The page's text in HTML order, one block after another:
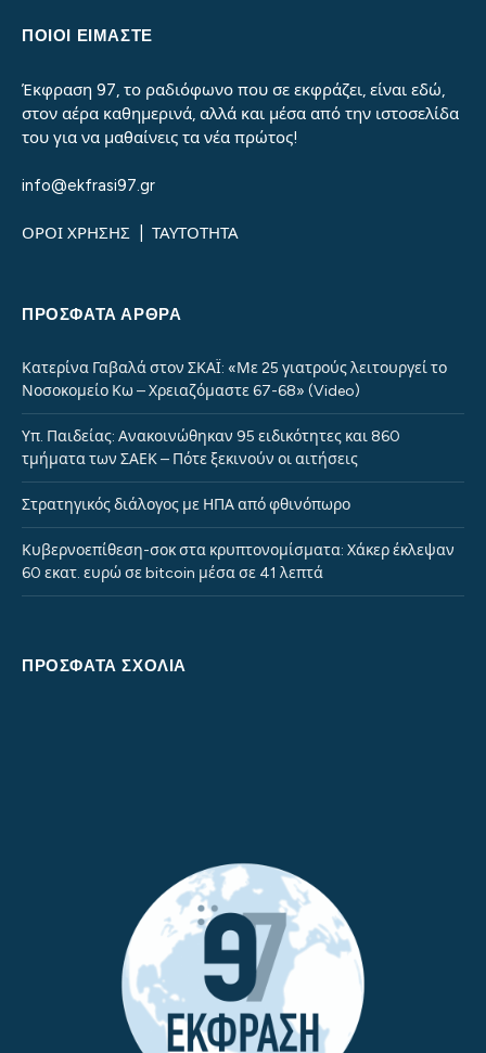
ΠΟΙΟΙ ΕΙΜΑΣΤΕ
Έκφραση 97, το ραδιόφωνο που σε εκφράζει, είναι εδώ,
στον αέρα καθημερινά, αλλά και μέσα από την ιστοσελίδα
του για να μαθαίνεις τα νέα πρώτος!
info@ekfrasi97.gr
ΟΡΟΙ ΧΡΗΣΗΣ ΤΑΥΤΟΤΗΤΑ
ΠΡΌΣΦΑΤΑ ΆΡΘΡΑ
Κατερίνα Γαβαλά στον ΣΚΑΪ: «Με 25 γιατρούς λειτουργεί το
Νοσοκομείο Κω – Χρειαζόμαστε 67-68» (Video)
Υπ. Παιδείας: Ανακοινώθηκαν 95 ειδικότητες και 860
τμήματα των ΣΑΕΚ – Πότε ξεκινούν οι αιτήσεις
Στρατηγικός διάλογος με ΗΠΑ από φθινόπωρο
Κυβερνοεπίθεση-σοκ στα κρυπτονομίσματα: Χάκερ έκλεψαν
60 εκατ. ευρώ σε bitcoin μέσα σε 41 λεπτά
ΠΡΌΣΦΑΤΑ ΣΧΌΛΙΑ